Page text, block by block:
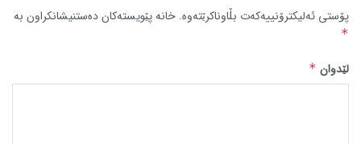
پۆستی ئەلیکترۆنییەکەت بڵاوناکرێتەوە. خانە پێویستەکان دەستنیشانکراون بە
*
لێدوان *